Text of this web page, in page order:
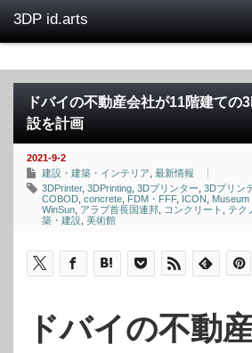
ドバイの不動産会社が11階建ての
設を計画
2021-9-2
建設・建築・インテリア 最新情報
3DPrinter, 3DPrinting 3Dプリンター 3Dプリン
COBOD concrete FDM・FFF, ICON Museum
WinSun アラブ首長国連邦 コンクリート テク
築・建設 美術館
ドバイの不動